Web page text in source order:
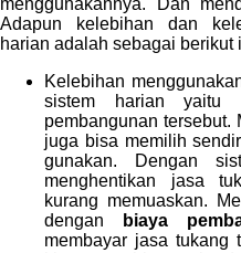
menggunakannya. Dan
Adapun kelebihan dan
harian adalah sebagai berikut
Kelebihan
sistem harian
pembangunan tersebut.
juga bisa memilih
gunakan. Dengan
menghentikan jasa
kurang memuaskan.
dengan
biaya
membayar jasa tukang